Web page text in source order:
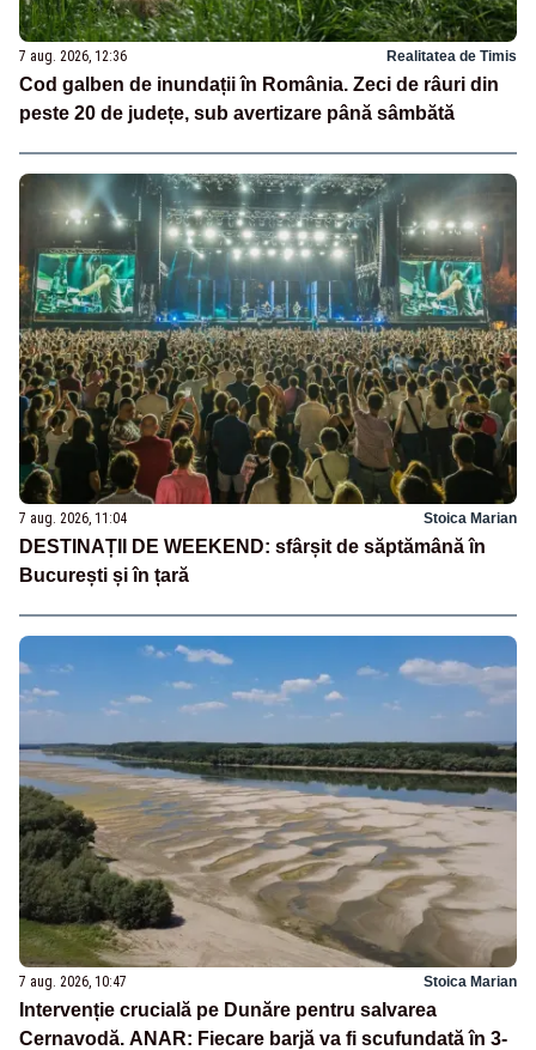
7 aug. 2026, 12:36 Realitatea de Timis
Cod galben de inundații în România. Zeci de râuri din
peste 20 de județe, sub avertizare până sâmbătă
7 aug. 2026, 11:04 Stoica Marian
DESTINAȚII DE WEEKEND: sfârșit de săptămână în
București și în țară
7 aug. 2026, 10:47 Stoica Marian
Intervenție crucială pe Dunăre pentru salvarea
Cernavodă. ANAR: Fiecare barjă va fi scufundată în 3-